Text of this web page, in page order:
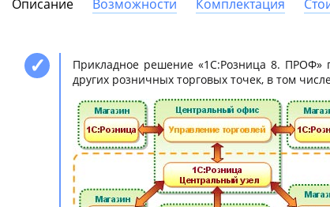
Описание Возможности Комплектация
Прикладное решение «1С:Розница 8. ПРОФ»
других розничных торговых точек, в том